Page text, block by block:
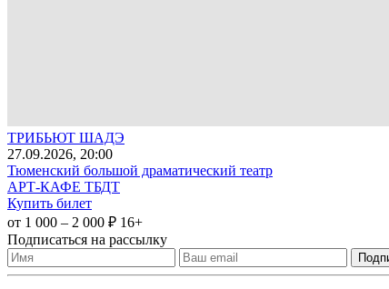
ТРИБЬЮТ ШАДЭ
27.09.2026, 20:00
Тюменский большой драматический театр
АРТ-КАФЕ ТБДТ
Купить билет
от 1 000 – 2 000 ₽ 16+
Подписаться на рассылку